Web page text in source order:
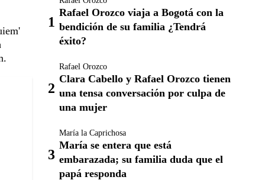
Rafael Orozco viaja a Bogotá con la
bendición de su familia ¿Tendrá
éxito?
Rafael Orozco
Clara Cabello y Rafael Orozco tienen
una tensa conversación por culpa de
una mujer
María la Caprichosa
María se entera que está
embarazada; su familia duda que el
papá responda